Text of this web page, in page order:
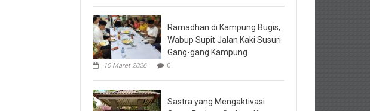
Ramadhan di Kampung Bugis,
Wabup Supit Jalan Kaki Susuri
Gang-gang Kampung
10 Maret 2026 0
Sastra yang Mengaktivasi